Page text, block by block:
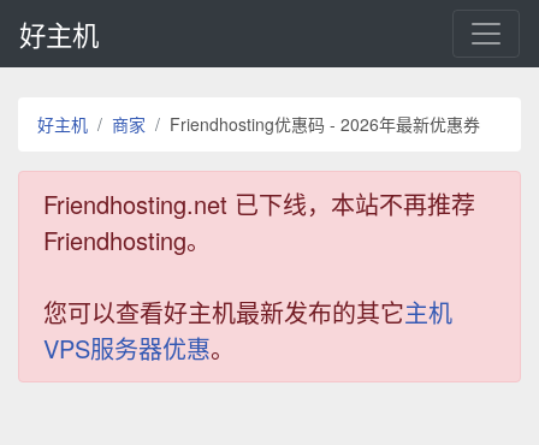
好主机
好主机 商家 Friendhosting优惠码 - 2026年最新优惠券
Friendhosting.net 已下线，本站不再推荐
Friendhosting。
您可以查看好主机最新发布的其它主机
VPS服务器优惠。